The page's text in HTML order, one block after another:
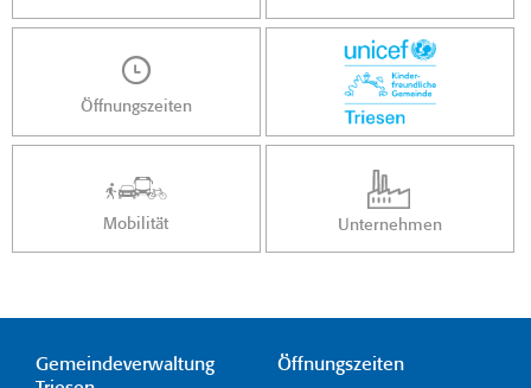
Öffnungszeiten
Mobilität Unternehmen
Gemeindeverwaltung
Öffnungszeiten